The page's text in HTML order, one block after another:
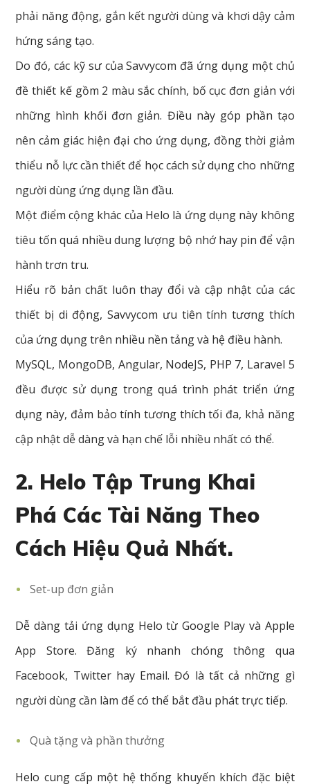
phải năng động, gắn kết người dùng và khơi dậy cảm
hứng sáng tạo.
Do đó, các kỹ sư của Savvycom đã ứng dụng một chủ
đề thiết kế gồm 2 màu sắc chính, bố cục đơn giản với
những hình khối đơn giản. Điều này góp phần tạo
nên cảm giác hiện đại cho ứng dụng, đồng thời giảm
thiểu nỗ lực cần thiết để học cách sử dụng cho những
người dùng ứng dụng lần đầu.
Một điểm cộng khác của Helo là ứng dụng này không
tiêu tốn quá nhiều dung lượng bộ nhớ hay pin để vận
hành trơn tru.
Hiểu rõ bản chất luôn thay đổi và cập nhật của các
thiết bị di động, Savvycom ưu tiên tính tương thích
của ứng dụng trên nhiều nền tảng và hệ điều hành.
MySQL, MongoDB, Angular, NodeJS, PHP 7, Laravel 5
đều được sử dụng trong quá trình phát triển ứng
dụng này, đảm bảo tính tương thích tối đa, khả năng
cập nhật dễ dàng và hạn chế lỗi nhiều nhất có thể.
2. Helo Tập Trung Khai
Phá Các Tài Năng Theo
Cách Hiệu Quả Nhất.
Set-up đơn giản
Dễ dàng tải ứng dụng Helo từ Google Play và Apple
App Store. Đăng ký nhanh chóng thông qua
Facebook, Twitter hay Email. Đó là tất cả những gì
người dùng cần làm để có thể bắt đầu phát trực tiếp.
Quà tặng và phần thưởng
Helo cung cấp một hệ thống khuyến khích đặc biệt